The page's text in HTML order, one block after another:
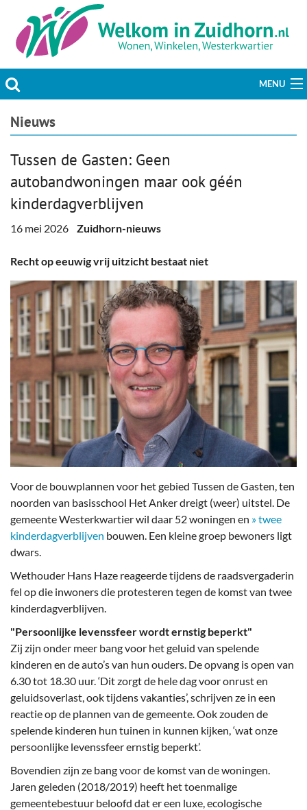
MENU
Actueel
Welzijn & Maatschappij
Plaats bericht
Nieuws
Tussen de Gasten: Geen
autobandwoningen maar ook géén
kinderdagverblijven
16 mei 2026 Zuidhorn-nieuws
Recht op eeuwig vrij uitzicht bestaat niet
Voor de bouwplannen voor het gebied Tussen de Gasten, ten
noorden van basisschool Het Anker dreigt (weer) uitstel. De
gemeente Westerkwartier wil daar 52 woningen en » twee
kinderdagverblijven bouwen. Een kleine groep bewoners ligt
dwars.
Wethouder Hans Haze reageerde tijdens de raadsvergaderin
fel op die inwoners die protesteren tegen de komst van twee
kinderdagverblijven.
"Persoonlijke levenssfeer wordt ernstig beperkt"
Zij zijn onder meer bang voor het geluid van spelende
kinderen en de auto’s van hun ouders. De opvang is open van
6.30 tot 18.30 uur. ‘Dit zorgt de hele dag voor onrust en
geluidsoverlast, ook tijdens vakanties’, schrijven ze in een
reactie op de plannen van de gemeente. Ook zouden de
spelende kinderen hun tuinen in kunnen kijken, ‘wat onze
persoonlijke levenssfeer ernstig beperkt’.
Bovendien zijn ze bang voor de komst van de woningen.
Jaren geleden (2018/2019) heeft het toenmalige
gemeentebestuur beloofd dat er een luxe, ecologische